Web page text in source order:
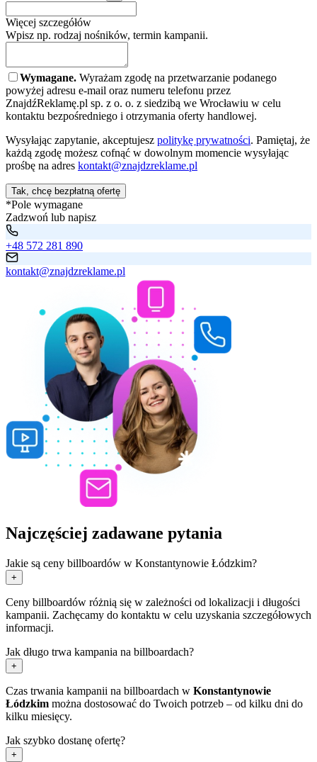
Więcej szczegółów
Wpisz np. rodzaj nośników, termin kampanii.
Wymagane. Wyrażam zgodę na przetwarzanie podanego
powyżej adresu e-mail oraz numeru telefonu przez
ZnajdźReklamę.pl sp. z o. o. z siedzibą we Wrocławiu w celu
kontaktu bezpośredniego i otrzymania oferty handlowej.
Wysyłając zapytanie, akceptujesz politykę prywatności. Pamiętaj, że
każdą zgodę możesz cofnąć w dowolnym momencie wysyłając
prośbę na adres kontakt@znajdzreklame.pl
Tak, chcę bezpłatną ofertę
*Pole wymagane
Zadzwoń lub napisz
+48 572 281 890
kontakt@znajdzreklame.pl
Najczęściej zadawane pytania
Jakie są ceny billboardów w Konstantynowie Łódzkim?
+
Ceny billboardów różnią się w zależności od lokalizacji i długości
kampanii. Zachęcamy do kontaktu w celu uzyskania szczegółowych
informacji.
Jak długo trwa kampania na billboardach?
+
Czas trwania kampanii na billboardach w Konstantynowie
Łódzkim można dostosować do Twoich potrzeb – od kilku dni do
kilku miesięcy.
Jak szybko dostanę ofertę?
+